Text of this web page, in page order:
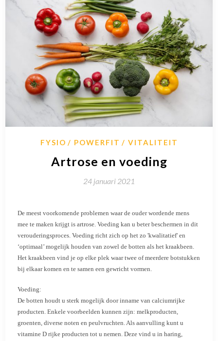
FYSIO POWERFIT VITALITEIT
Artrose en voeding
24 januari 2021
De meest voorkomende problemen waar de ouder wordende mens
mee te maken krijgt is artrose. Voeding kan u beter beschermen in dit
verouderingsproces. Voeding richt zich op het zo 'kwalitatief' en
‘optimaal’ mogelijk houden van zowel de botten als het kraakbeen.
Het kraakbeen vind je op elke plek waar twee of meerdere botstukken
bij elkaar komen en te samen een gewricht vormen.
Voeding:
De botten houdt u sterk mogelijk door inname van calciumrijke
producten. Enkele voorbeelden kunnen zijn: melkproducten,
groenten, diverse noten en peulvruchten. Als aanvulling kunt u
vitamine D rijke producten tot u nemen. Deze vind u in haring,